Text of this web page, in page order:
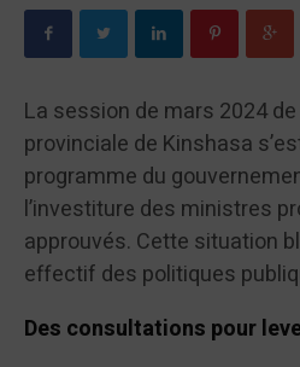
La session de mars 2024 de
provinciale de Kinshasa
programme du
l’investiture des ministres
approuvés. Cette situation
effectif des politiques
Des consultations pour